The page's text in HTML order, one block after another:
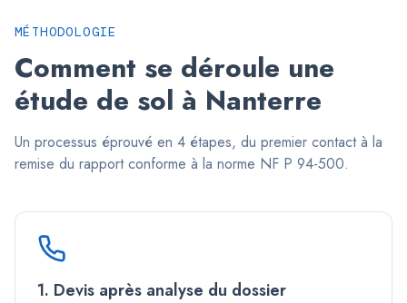
MÉTHODOLOGIE
Comment se déroule une
étude de sol à Nanterre
Un processus éprouvé en 4 étapes, du premier contact à la
remise du rapport conforme à la norme NF P 94-500.
1. Devis après analyse du dossier